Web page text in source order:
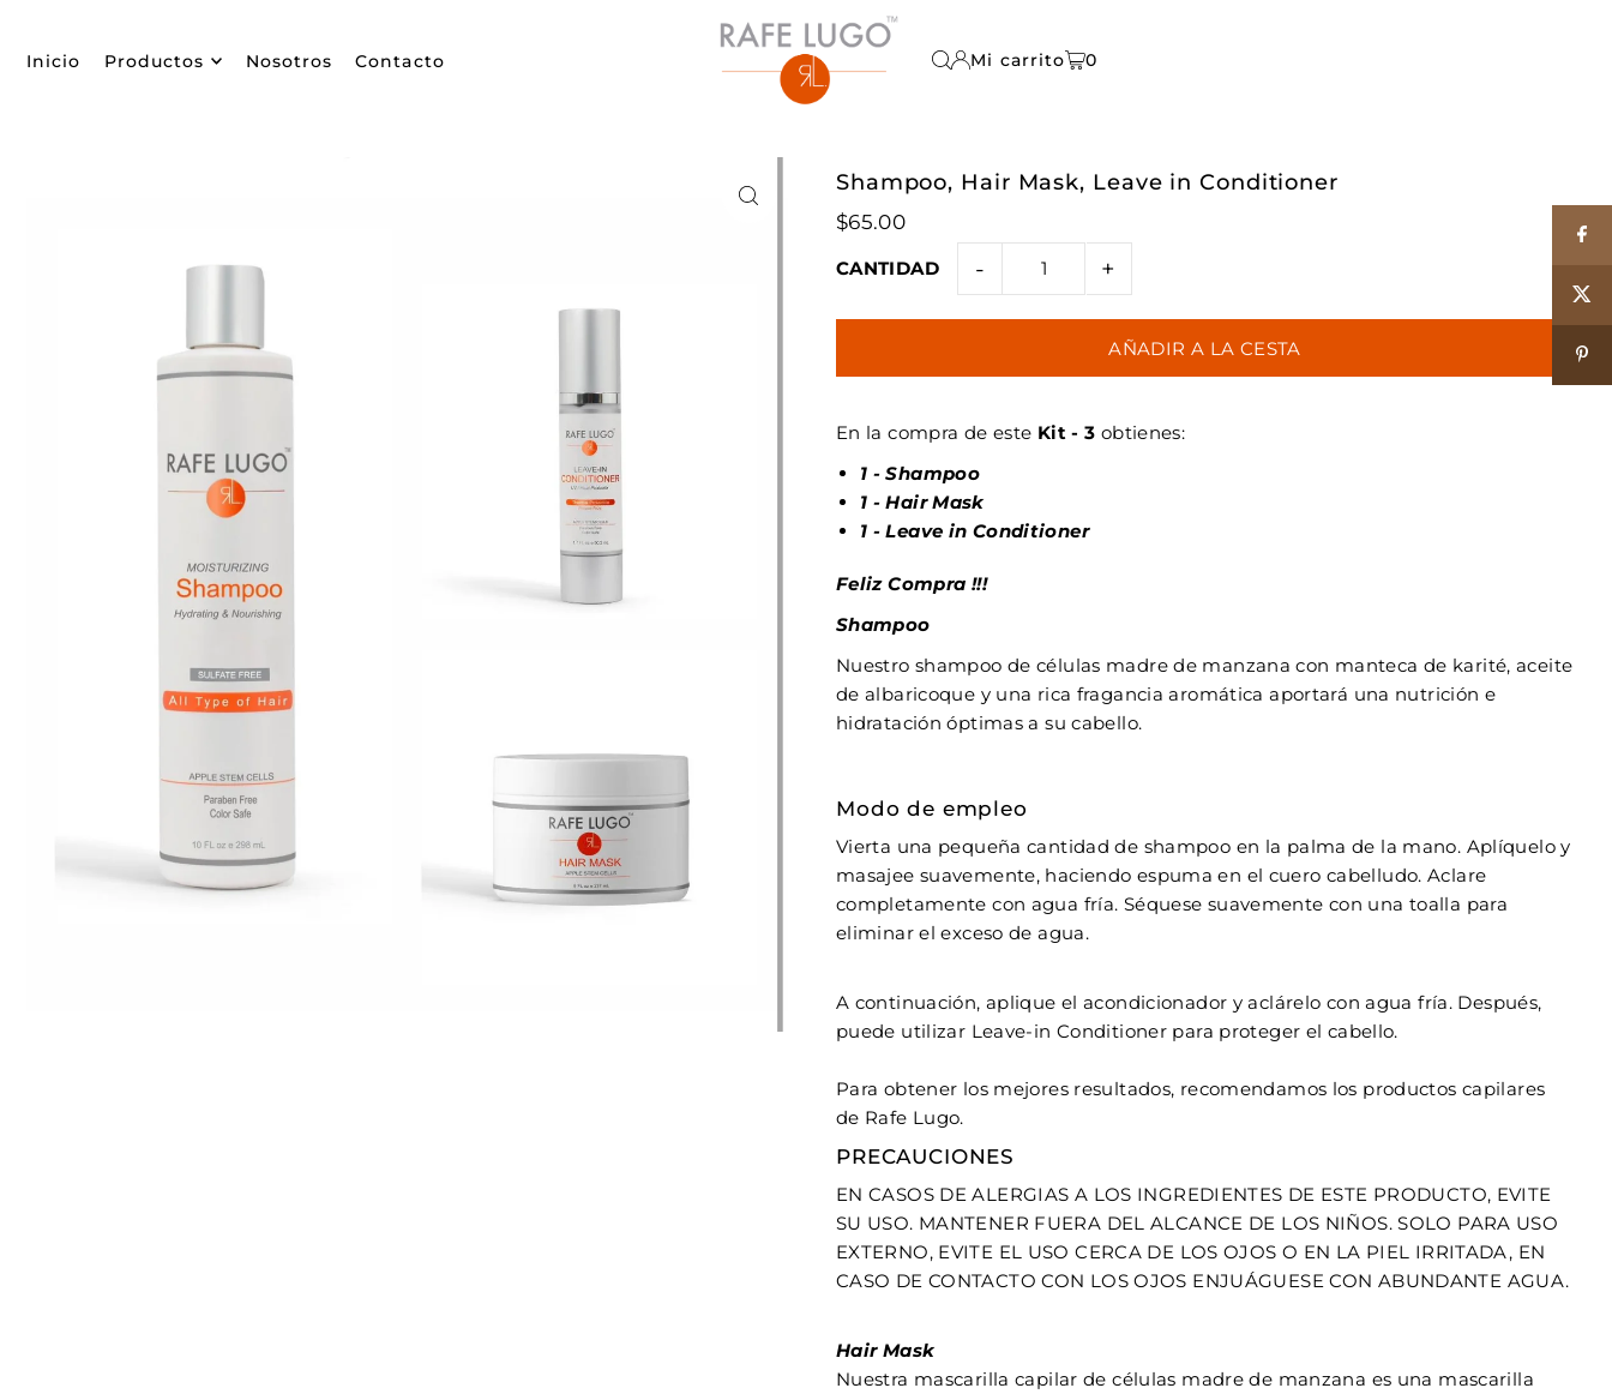
Inicio Productos Nosotros Contacto Mi carrito 0
Shampoo, Hair Mask, Leave in Conditioner
$65.00
CANTIDAD - +
En la compra de este Kit - 3 obtienes:
1 - Shampoo
1 - Hair Mask
1 - Leave in Conditioner
Feliz Compra !!!
Shampoo
Nuestro shampoo de células madre de manzana con manteca de karité, aceite
de albaricoque y una rica fragancia aromática aportará una nutrición e
hidratación óptimas a su cabello.
Modo de empleo
Vierta una pequeña cantidad de shampoo en la palma de la mano. Aplíquelo y
masajee suavemente, haciendo espuma en el cuero cabelludo. Aclare
completamente con agua fría. Séquese suavemente con una toalla para
eliminar el exceso de agua.
A continuación, aplique el acondicionador y aclárelo con agua fría. Después,
puede utilizar Leave-in Conditioner para proteger el cabello.
Para obtener los mejores resultados, recomendamos los productos capilares
de Rafe Lugo.
PRECAUCIONES
EN CASOS DE ALERGIAS A LOS INGREDIENTES DE ESTE PRODUCTO, EVITE
SU USO. MANTENER FUERA DEL ALCANCE DE LOS NIÑOS. SOLO PARA USO
EXTERNO, EVITE EL USO CERCA DE LOS OJOS O EN LA PIEL IRRITADA, EN
CASO DE CONTACTO CON LOS OJOS ENJUÁGUESE CON ABUNDANTE AGUA.
Hair Mask
Nuestra mascarilla capilar de células madre de manzana es una mascarilla